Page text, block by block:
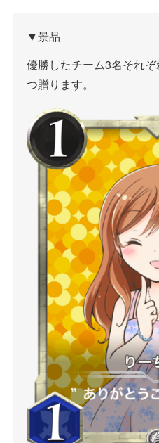
▼景品
優勝したチーム3名それ
つ贈ります。